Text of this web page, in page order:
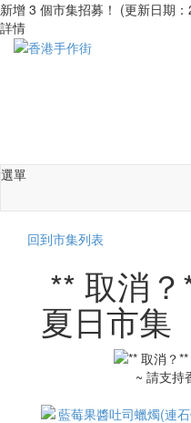
新增 3 個市集招募！ (更新日期
詳情
選單
回到市集列表
** 取消
夏日市集
~ 請支持